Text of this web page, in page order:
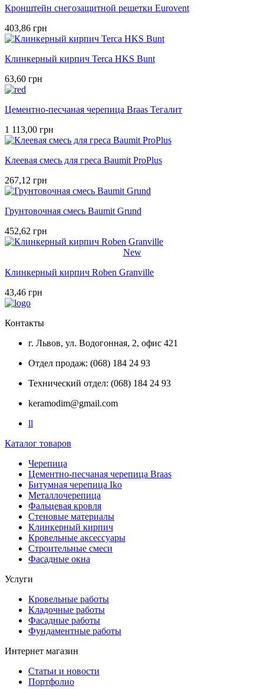
Кронштейн cнегозащитной решетки Eurovent
403,86 грн
Клинкерный кирпич Terca HKS Bunt
63,60 грн
Цементно-песчаная черепица Braas Тегалит
1 113,00 грн
Клеевая смесь для греса Baumit ProPlus
267,12 грн
Грунтовочная смесь Baumit Grund
452,62 грн
New
Клинкерный кирпич Roben Granville
43,46 грн
Контакты
г. Львов, ул. Водогонная, 2, офис 421
Отдел продаж: (068) 184 24 93
Технический отдел: (068) 184 24 93
keramodim@gmail.com
ll
Каталог товаров
Черепица
Цементно-песчаная черепица Braas
Битумная черепица Iko
Металлочерепица
Фальцевая кровля
Стеновые материалы
Клинкерный кирпич
Кровельные аксессуары
Строительные смеси
Фасадные окна
Услуги
Кровельные работы
Кладочные работы
Фасадные работы
Фундаментные работы
Интернет магазин
Статьи и новости
Портфолио